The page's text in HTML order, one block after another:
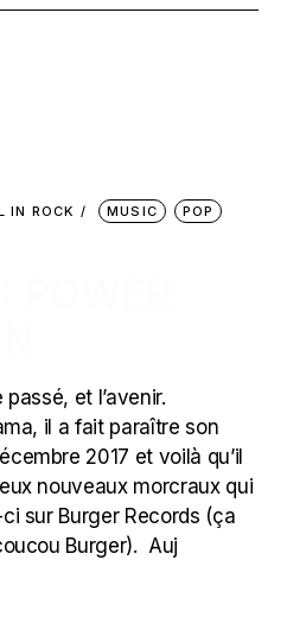
IN ROCK MUSIC
POP
passé, et l’avenir.
il a fait paraître son
2017 et voilà qu’il
nouveaux morcraux qui
sur Burger Records (ça
Burger). Auj